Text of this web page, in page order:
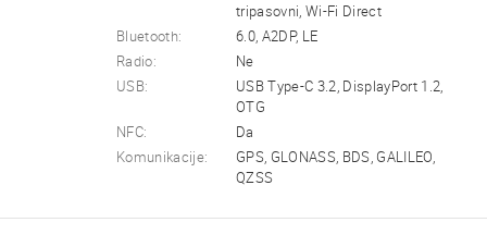
tripasovni, Wi-Fi Direct
Bluetooth:
6.0, A2DP, LE
Radio:
Ne
USB:
USB Type-C 3.2, DisplayPort 1.2,
OTG
NFC:
Da
Komunikacije:
GPS, GLONASS, BDS, GALILEO,
QZSS